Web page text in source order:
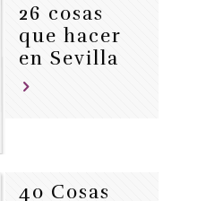
26 cosas
que hacer
en Sevilla
40 Cosas